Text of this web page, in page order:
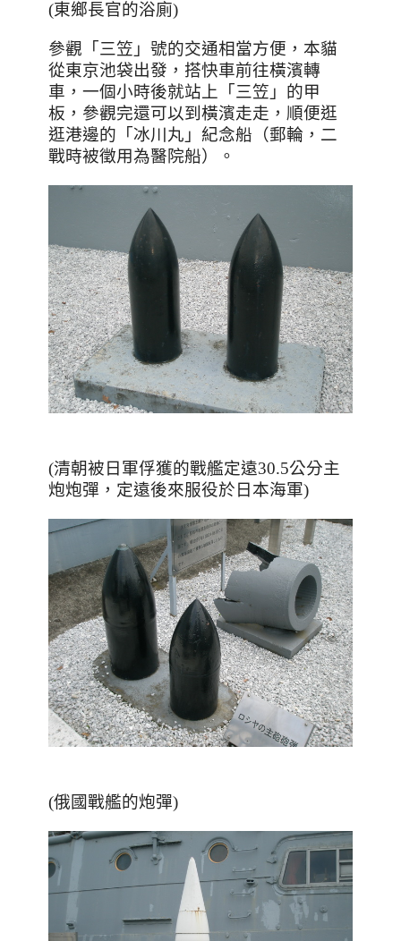
(東鄉長官的浴廁)
參觀「三笠」號的交通相當方便，本貓
從東京池袋出發，搭快車前往橫濱轉
車，一個小時後就站上「三笠」的甲
板，參觀完還可以到橫濱走走，順便逛
逛港邊的「冰川丸」紀念船（郵輪，二
戰時被徵用為醫院船）。
(清朝被日軍俘獲的戰艦定遠30.5公分主
炮炮彈，定遠後來服役於日本海軍)
(俄國戰艦的炮彈)